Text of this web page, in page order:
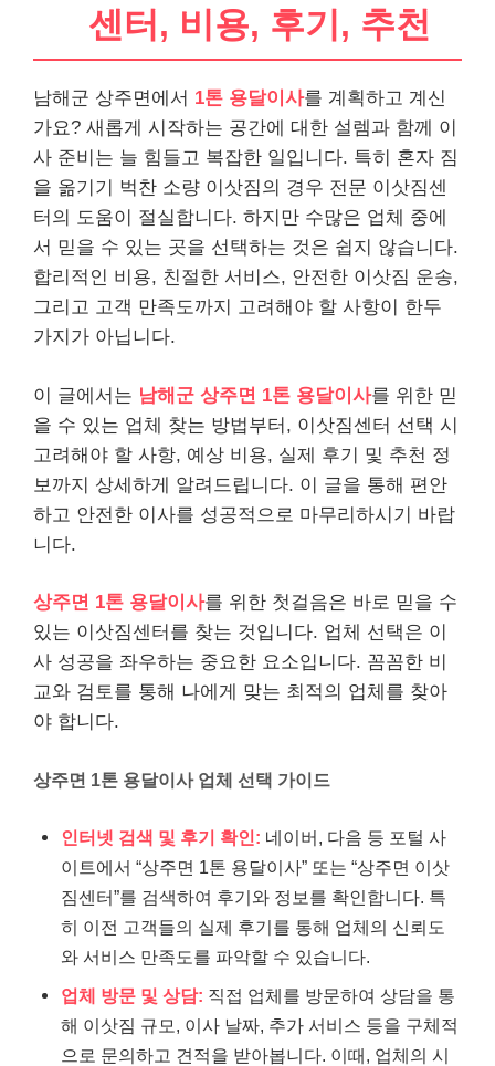
센터, 비용, 후기, 추천
남해군 상주면에서 1톤 용달이사를 계획하고 계신
가요? 새롭게 시작하는 공간에 대한 설렘과 함께 이
사 준비는 늘 힘들고 복잡한 일입니다. 특히 혼자 짐
을 옮기기 벅찬 소량 이삿짐의 경우 전문 이삿짐센
터의 도움이 절실합니다. 하지만 수많은 업체 중에
서 믿을 수 있는 곳을 선택하는 것은 쉽지 않습니다.
합리적인 비용, 친절한 서비스, 안전한 이삿짐 운송,
그리고 고객 만족도까지 고려해야 할 사항이 한두
가지가 아닙니다.
이 글에서는 남해군 상주면 1톤 용달이사를 위한 믿
을 수 있는 업체 찾는 방법부터, 이삿짐센터 선택 시
고려해야 할 사항, 예상 비용, 실제 후기 및 추천 정
보까지 상세하게 알려드립니다. 이 글을 통해 편안
하고 안전한 이사를 성공적으로 마무리하시기 바랍
니다.
상주면 1톤 용달이사를 위한 첫걸음은 바로 믿을 수
있는 이삿짐센터를 찾는 것입니다. 업체 선택은 이
사 성공을 좌우하는 중요한 요소입니다. 꼼꼼한 비
교와 검토를 통해 나에게 맞는 최적의 업체를 찾아
야 합니다.
상주면 1톤 용달이사 업체 선택 가이드
인터넷 검색 및 후기 확인: 네이버, 다음 등 포털 사
이트에서 “상주면 1톤 용달이사” 또는 “상주면 이삿
짐센터”를 검색하여 후기와 정보를 확인합니다. 특
히 이전 고객들의 실제 후기를 통해 업체의 신뢰도
와 서비스 만족도를 파악할 수 있습니다.
업체 방문 및 상담: 직접 업체를 방문하여 상담을 통
해 이삿짐 규모, 이사 날짜, 추가 서비스 등을 구체적
으로 문의하고 견적을 받아봅니다. 이때, 업체의 시